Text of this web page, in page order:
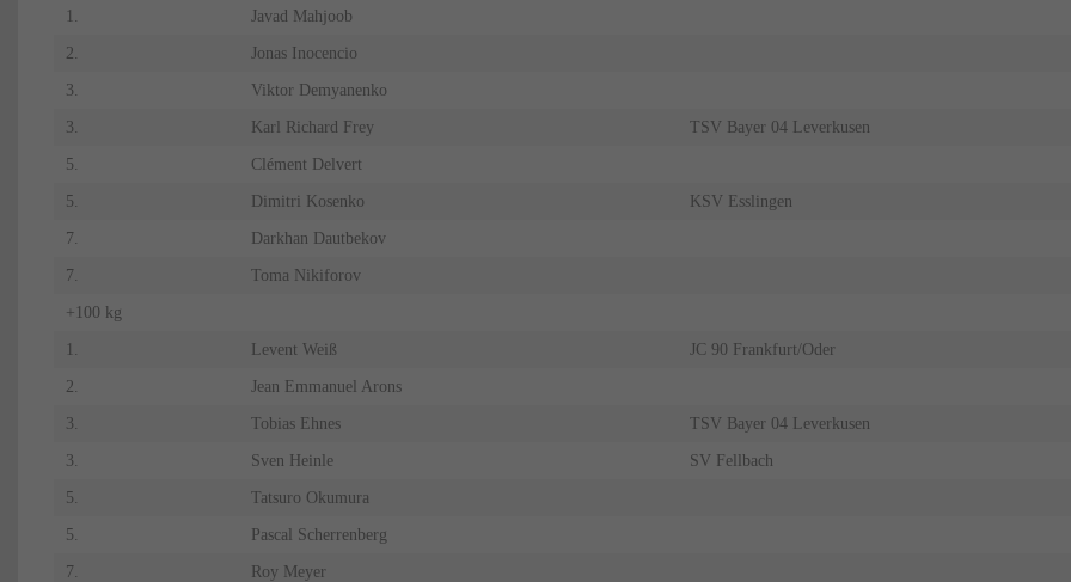
1. Javad Mahjoob
2. Jonas Inocencio
3. Viktor Demyanenko
3. Karl Richard Frey TSV Bayer 04 Leverkusen
5. Clément Delvert
5. Dimitri Kosenko KSV Esslingen
7. Darkhan Dautbekov
7. Toma Nikiforov
+100 kg
Levent Weiß JC 90 Frankfurt/Oder
2. Jean Emmanuel Arons
3. Tobias Ehnes TSV Bayer 04 Leverkusen
3. Sven Heinle SV Fellbach
5. Tatsuro Okumura
5. Pascal Scherrenberg
7. Roy Meyer